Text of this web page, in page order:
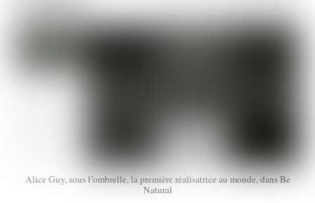
Alice Guy, sous l’ombrelle, la première réalisatrice au monde, dans Be
Natural